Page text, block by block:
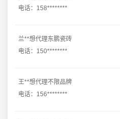
电话：158********
兰**想代理东鹏瓷砖
电话：150********
王**想代理不限品牌
电话：156********